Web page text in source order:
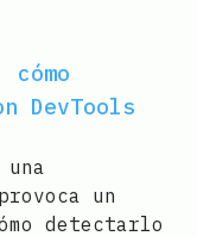
DevTools
un
detectarlo